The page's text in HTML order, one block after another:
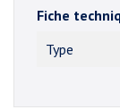
Fiche
Type